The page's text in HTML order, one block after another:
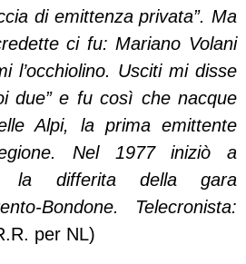
di emittenza privata”. Ma
ci fu: Mariano Volani
l’occhiolino. Usciti mi disse
due” e fu così che nacque
Alpi, la prima emittente
Nel 1977 iniziò a
la differita della gara
Bondone. Telecronista:
per NL)